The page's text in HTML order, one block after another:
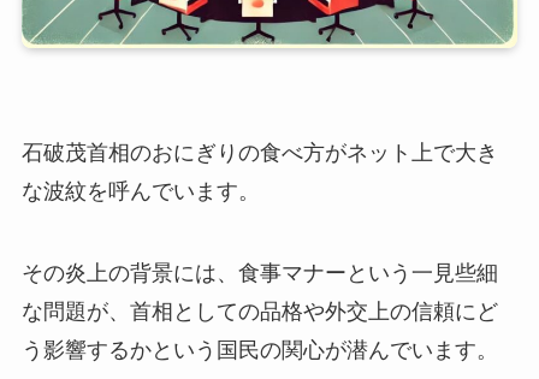
石破茂首相のおにぎりの食べ方がネット上で大き
な波紋を呼んでいます。
その炎上の背景には、食事マナーという一見些細
な問題が、首相としての品格や外交上の信頼にど
う影響するかという国民の関心が潜んでいます。